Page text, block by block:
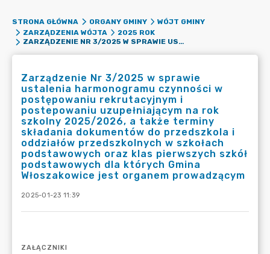
STRONA GŁÓWNA ORGANY GMINY
WÓJT GMINY
ZARZĄDZENIA WÓJTA
2025 ROK
ZARZĄDZENIE NR 3/2025 W SPRAWIE USTALENIA HARMONOGRAMU CZYNNOŚCI W POSTĘPOWANIU REKRUTACYJNYM I POSTEPOWANIU UZUPEŁNIAJĄCYM NA ROK SZKOLNY 2025/2026, A TAKŻE TERMINY SKŁADANIA DOKUMENTÓW DO PRZEDSZKOLA I ODDZIAŁÓW PRZEDSZKOLNYCH W SZKOŁACH PODSTAWOWYCH ORAZ KLAS PIERWSZYCH SZKÓŁ PODSTAWOWYCH DLA KTÓRYCH GMINA WŁOSZAKOWICE JEST ORGANEM PROWADZĄCYM
Zarządzenie Nr 3/2025 w sprawie
ustalenia harmonogramu czynności w
postępowaniu rekrutacyjnym i
postepowaniu uzupełniającym na rok
szkolny 2025/2026, a także terminy
składania dokumentów do przedszkola i
oddziałów przedszkolnych w szkołach
podstawowych oraz klas pierwszych szkół
podstawowych dla których Gmina
Włoszakowice jest organem prowadzącym
2025-01-23 11:39
ZAŁĄCZNIKI